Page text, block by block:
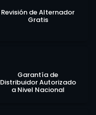
Revisión de Alternador
Gratis
Garantía de
Distribuidor Autorizado
a Nivel Nacional